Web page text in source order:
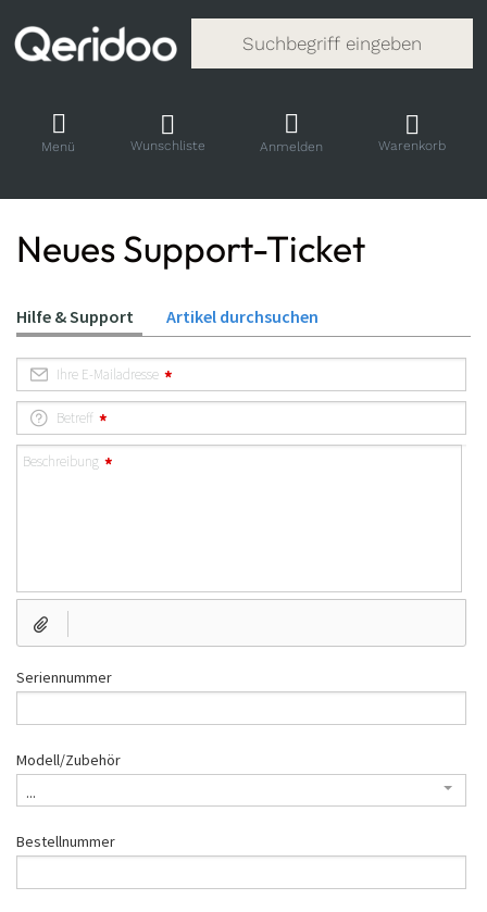
Menü Wunschliste Anmelden Warenkorb
Neues Support-Ticket